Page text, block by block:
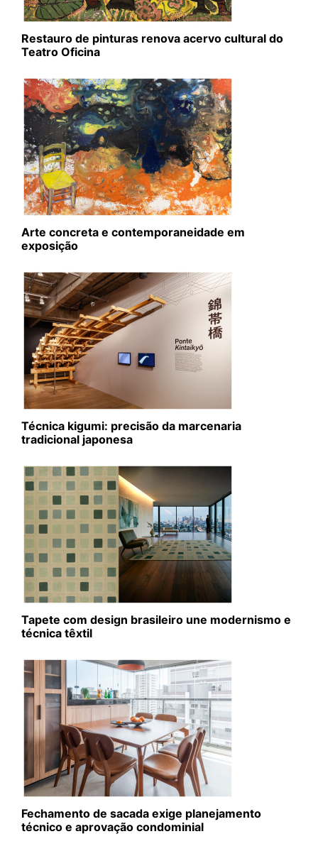
Restauro de pinturas renova acervo cultural do
Teatro Oficina
Arte concreta e contemporaneidade em
exposição
Técnica kigumi: precisão da marcenaria
tradicional japonesa
Tapete com design brasileiro une modernismo e
técnica têxtil
Fechamento de sacada exige planejamento
técnico e aprovação condominial